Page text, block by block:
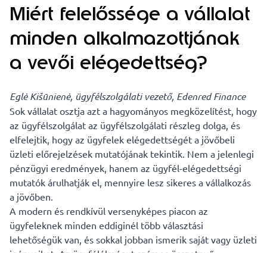
Miért felelőssége a vállalat
minden alkalmazottjának
a vevői elégedettség?
Eglė Kišūnienė, ügyfélszolgálati vezető, Edenred Finance
Sok vállalat osztja azt a hagyományos megközelítést, hogy
az ügyfélszolgálat az ügyfélszolgálati részleg dolga, és
elfelejtik, hogy az ügyfelek elégedettségét a jövőbeli
üzleti előrejelzések mutatójának tekintik. Nem a jelenlegi
pénzügyi eredmények, hanem az ügyfél-elégedettségi
mutatók árulhatják el, mennyire lesz sikeres a vállalkozás
a jövőben.
A modern és rendkívül versenyképes piacon az
ügyfeleknek minden eddiginél több választási
lehetőségük van, és sokkal jobban ismerik saját vagy üzleti